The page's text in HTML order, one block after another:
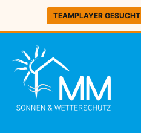
TEAMPLAYER GESUCHT